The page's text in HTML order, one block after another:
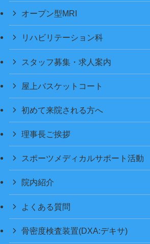
オープン型MRI
リハビリテーション科
スタッフ募集・求人案内
屋上バスケットコート
初めて来院される方へ
理事長ご挨拶
スポーツメディカルサポート活動
院内紹介
よくある質問
骨密度検査装置(DXA:デキサ)